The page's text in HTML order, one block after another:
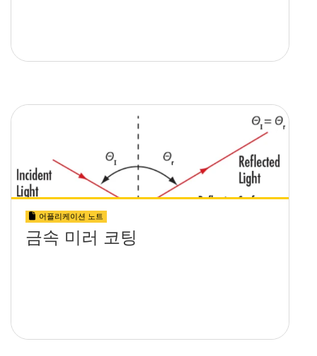
어플리케이션 노트
금속 미러 코팅